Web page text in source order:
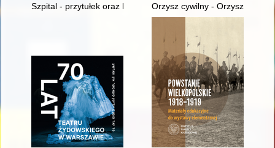
Szpital - przytułek oraz kostnica - recenzja]Orzysz cywilny - Orzysz